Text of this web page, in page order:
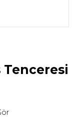
Tenceresi